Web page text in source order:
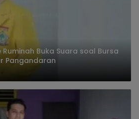
Ruminah Buka Suara soal Bursa
Pangandaran